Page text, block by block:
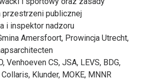
przestrzeni publicznej
i inspektor nadzoru
Amersfoort, Prowincja Utrecht,
Venhoeven CS, JSA, LEVS, BDG,
Klunder, MOKE, MNNR